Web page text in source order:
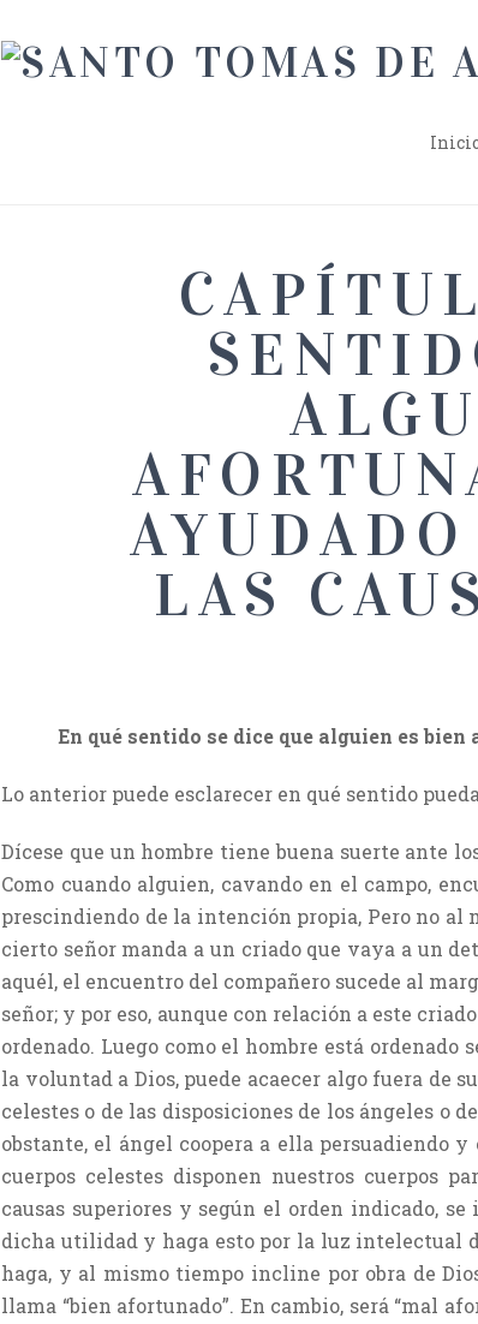
LAS
En qué sentido se dice que alguien es
Lo anterior puede esclarecer en qué sentido
Dícese que un hombre tiene buena suerte ante
Como cuando alguien, cavando en el campo,
prescindiendo de la intención propia, Pero no al
cierto señor manda a un criado que vaya a un
aquél, el encuentro del compañero sucede al
señor; y por eso, aunque con relación a este
ordenado. Luego como el hombre está ordenado
la voluntad a Dios, puede acaecer algo fuera de
celestes o de las disposiciones de los ángeles o
obstante, el ángel coopera a ella persuadiendo
cuerpos celestes disponen nuestros cuerpos
causas superiores y según el orden indicado,
dicha utilidad y haga esto por la luz intelectual
haga, y al mismo tiempo incline por obra de
llama “bien afortunado”. En cambio, será “mal